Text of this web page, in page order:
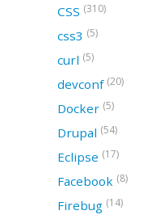
CSS (310)
css3 (5)
curl (5)
devconf (20)
Docker (5)
Drupal (54)
Eclipse (17)
Facebook (8)
Firebug (14)